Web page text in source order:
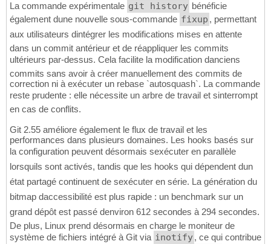
La commande expérimentale git history bénéficie
également dune nouvelle sous-commande fixup , permettant
aux utilisateurs dintégrer les modifications mises en attente
dans un commit antérieur et de réappliquer les commits
ultérieurs par-dessus. Cela facilite la modification danciens
commits sans avoir à créer manuellement des commits de
correction ni à exécuter un rebase `autosquash`. La commande
reste prudente : elle nécessite un arbre de travail et sinterrompt
en cas de conflits.
Git 2.55 améliore également le flux de travail et les
performances dans plusieurs domaines. Les hooks basés sur
la configuration peuvent désormais sexécuter en parallèle
lorsquils sont activés, tandis que les hooks qui dépendent dun
état partagé continuent de sexécuter en série. La génération du
bitmap daccessibilité est plus rapide : un benchmark sur un
grand dépôt est passé denviron 612 secondes à 294 secondes.
De plus, Linux prend désormais en charge le moniteur de
système de fichiers intégré à Git via inotify, ce qui contribue